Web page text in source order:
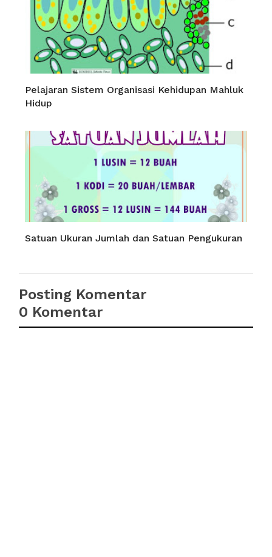
Pelajaran Sistem Organisasi Kehidupan Mahluk
Hidup
Satuan Ukuran Jumlah dan Satuan Pengukuran
Posting Komentar
0 Komentar